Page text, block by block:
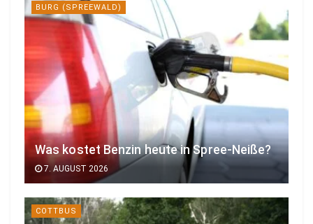
BURG (SPREEWALD)
Was kostet Benzin heute in Spree-Neiße?
7. AUGUST 2026
COTTBUS